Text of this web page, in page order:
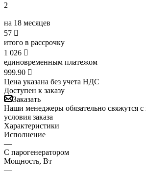
2
на 18 месяцев
57 
итого в рассрочку
1 026 
единовременным платежом
999.90 
Цена указана без учета НДС
Доступен к заказу
Заказать
Наши менеджеры обязательно свяжутся с
условия заказа
Характеристики
Исполнение
—
С парогенератором
Мощность, Вт
—